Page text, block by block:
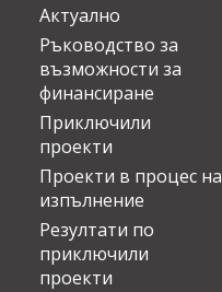
Актуално
Ръководство за
възможности за
финансиране
Приключили
проекти
Проекти в процес на
изпълнение
Резултати по
приключили
проекти